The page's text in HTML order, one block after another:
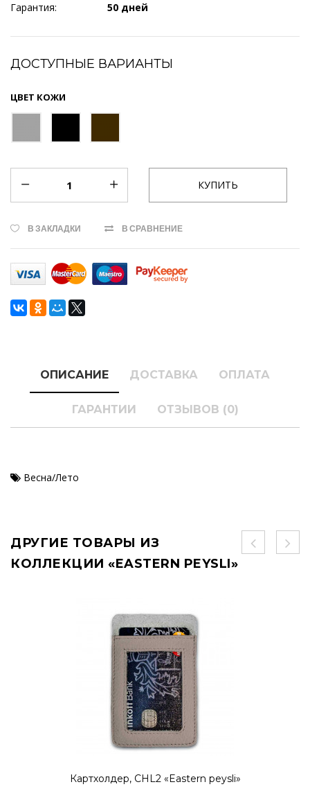
Гарантия:
50 дней
ДОСТУПНЫЕ ВАРИАНТЫ
ЦВЕТ КОЖИ
В ЗАКЛАДКИ В СРАВНЕНИЕ
ОПИСАНИЕ ДОСТАВКА ОПЛАТА
ГАРАНТИИ ОТЗЫВОВ (0)
Весна/Лето
ДРУГИЕ ТОВАРЫ ИЗ
КОЛЛЕКЦИИ «EASTERN PEYSLI»
Картхолдер, CHL2 «Eastern peysli»